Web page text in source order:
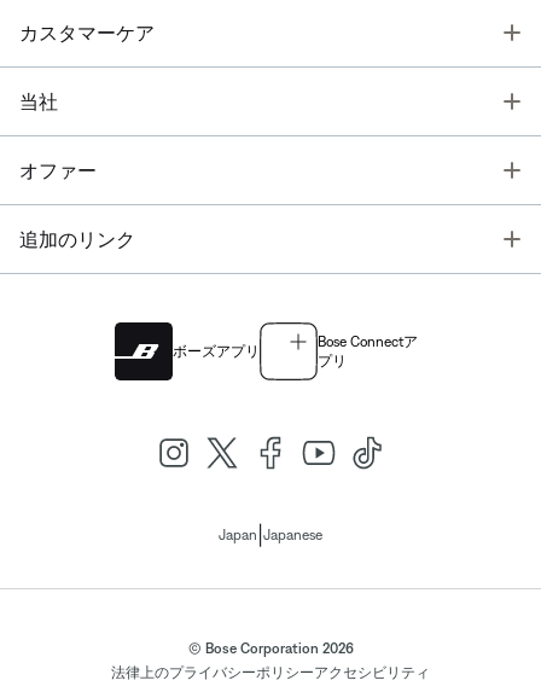
カスタマーケア
当社
オファー
追加のリンク
ボーズアプリ
Bose Connectア
プリ
Japan Japanese
© Bose Corporation 2026
法律上のプライバシーポリシーアクセシビリティ